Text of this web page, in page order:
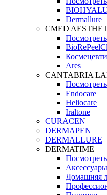
Dermallure
CMED
Ares
CANTABRIA
Endocare
Heliocare
Iraltone
CURACEN
DERMAPEN
DERMALLURE
DERMATIME
Аксессуары
Домашняя